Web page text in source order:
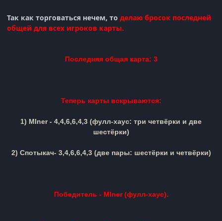
Так как торговаться нечем, то делаю бросок последней
общей для всех игроков карты.
Последняя общая карта: 3
Теперь карты вскрываются:
1) MIner- 4,4,6,6,4,3 (фулл-хаус: три четвёрки и две
шестёрки)
2) Спотыкач- 3,4,6,6,4,3(две пары: шестёрки и четвёрки)
Победитель - MIner (фулл-хаус).